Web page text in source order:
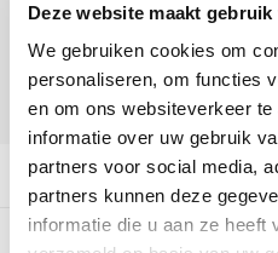
Deze website maakt
We gebruiken cookies om
personaliseren, om functies
en om ons websiteverkeer
informatie over uw gebruik
partners voor social media,
partners kunnen deze
informatie die u aan ze heeft
DELEN:
Productomschrijving